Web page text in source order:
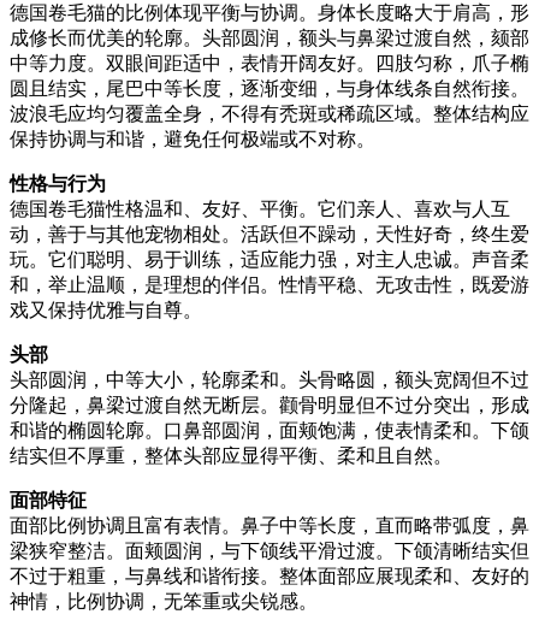
德国卷毛猫的比例体现平衡与协调。身体长度略大于肩高，形
成修长而优美的轮廓。头部圆润，额头与鼻梁过渡自然，颏部
中等力度。双眼间距适中，表情开阔友好。四肢匀称，爪子椭
圆且结实，尾巴中等长度，逐渐变细，与身体线条自然衔接。
波浪毛应均匀覆盖全身，不得有秃斑或稀疏区域。整体结构应
保持协调与和谐，避免任何极端或不对称。
性格与行为
德国卷毛猫性格温和、友好、平衡。它们亲人、喜欢与人互
动，善于与其他宠物相处。活跃但不躁动，天性好奇，终生爱
玩。它们聪明、易于训练，适应能力强，对主人忠诚。声音柔
和，举止温顺，是理想的伴侣。性情平稳、无攻击性，既爱游
戏又保持优雅与自尊。
头部
头部圆润，中等大小，轮廓柔和。头骨略圆，额头宽阔但不过
分隆起，鼻梁过渡自然无断层。颧骨明显但不过分突出，形成
和谐的椭圆轮廓。口鼻部圆润，面颊饱满，使表情柔和。下颌
结实但不厚重，整体头部应显得平衡、柔和且自然。
面部特征
面部比例协调且富有表情。鼻子中等长度，直而略带弧度，鼻
梁狭窄整洁。面颊圆润，与下颌线平滑过渡。下颌清晰结实但
不过于粗重，与鼻线和谐衔接。整体面部应展现柔和、友好的
神情，比例协调，无笨重或尖锐感。